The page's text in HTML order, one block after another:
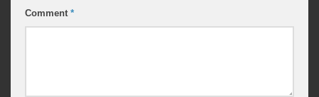
Comment *